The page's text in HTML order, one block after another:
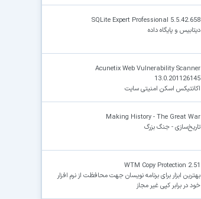
SQLite Expert Professional 5.5.42.658
دیتابیس و پایگاه داده
Acunetix Web Vulnerability Scanner
13.0.201126145
اکانتیکس اسکن امنیتی سایت
Making History - The Great War
تاریخ‌سازی - جنگ بزرگ
WTM Copy Protection 2.51
بهترین ابزار برای برنامه نویسان جهت محافظت از نرم افزار
خود در برابر کپی غیر مجاز